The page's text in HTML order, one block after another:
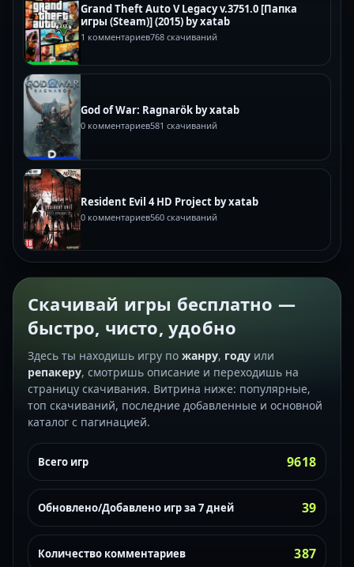
Grand Theft Auto V Legacy v.3751.0 [Папка
игры (Steam)] (2015) by xatab
1 комментариев768 скачиваний
God of War: Ragnarök by xatab
0 комментариев581 скачиваний
Resident Evil 4 HD Project by xatab
0 комментариев560 скачиваний
Скачивай игры бесплатно —
быстро, чисто, удобно
Здесь ты находишь игру по жанру, году или
репакеру, смотришь описание и переходишь на
страницу скачивания. Витрина ниже: популярные,
топ скачиваний, последние добавленные и основной
каталог с пагинацией.
Всего игр 9618
Обновлено/Добавлено игр за 7 дней 39
Количество комментариев 387